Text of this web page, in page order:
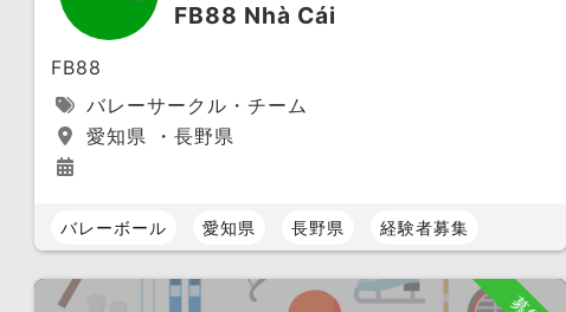
FB88 Nhà Cái
FB88
バレーサークル・チーム
愛知県 ・長野県
バレーボール 愛知県 長野県 経験者募集